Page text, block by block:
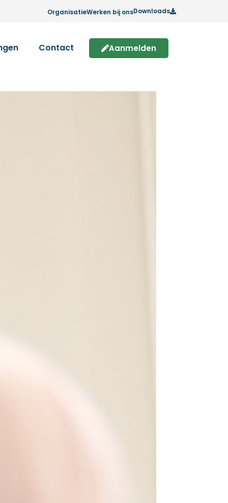
OrganisatieWerken bij onsDownloads
Contact Aanmelden